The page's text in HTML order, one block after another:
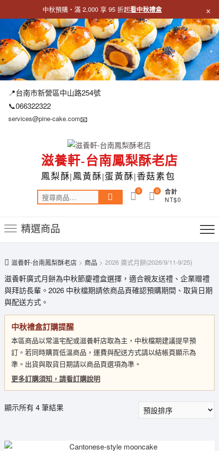
中秋預購・滿 2,000 享 95 折起看中秋禮盒 ×
主
要
內
容
📍台南市新營區中山路254號
📞066322322
📧
services@pine-cake.com
滋養軒-台南鳳梨酥老店
鳳梨酥|鳳黃酥|蛋黃酥|香菇素包
尋
0 合計
NT$0
0
精選商品
滋養軒-台南鳳梨酥老店> 商品 > 2026 廣式月餅(2026/9/11-9/25)
滋養軒廣式月餅為中秋節慶禮盒選擇，適合親友送禮、企業贈禮
與拜訪長輩。2026 中秋檔期請依商品頁確認預購期間、取貨日期
與配送方式。
中秋禮盒訂購提醒
本區商品以常溫宅配或滋養軒店取為主，中秋檔期建議提早預
訂。若同時購買低溫商品，運費與配送方式請以結帳頁顯示為
準。出貨與取貨日期請以商品頁選項為準。
更多訂購須知，請看訂購說明
顯示所有 4 筆結果